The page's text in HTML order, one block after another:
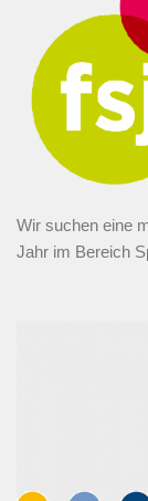
Wir suchen eine
Jahr im Bereich